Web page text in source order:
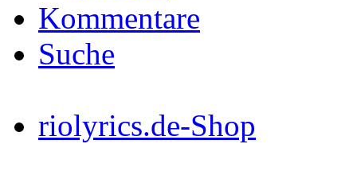
Kommentare
Suche
riolyrics.de-Shop